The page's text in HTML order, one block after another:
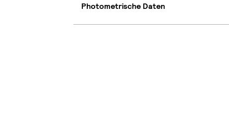
Photometrische Daten